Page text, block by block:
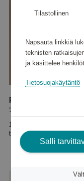
Paris Tote Bag
Saddler
151 135 pistettä
tai
181 €
Tilastollinen
Napsauta linkkiä
teknisten
ja käsittelee
Tietosuojakäytäntö
Salli